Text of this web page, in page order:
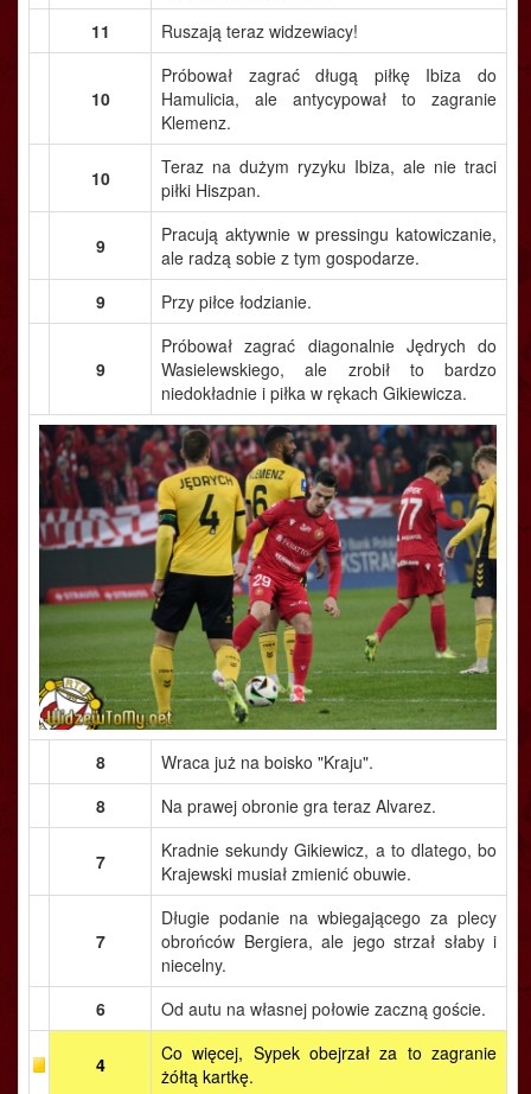
11
Ruszają teraz widzewiacy!
10
Próbował zagrać długą piłkę Ibiza do
Hamulicia, ale antycypował to zagranie
Klemenz.
10
Teraz na dużym ryzyku Ibiza, ale nie traci
piłki Hiszpan.
9
Pracują aktywnie w pressingu katowiczanie,
ale radzą sobie z tym gospodarze.
9
Przy piłce łodzianie.
9
Próbował zagrać diagonalnie Jędrych do
Wasielewskiego, ale zrobił to bardzo
niedokładnie i piłka w rękach Gikiewicza.
8
Wraca już na boisko "Kraju".
8
Na prawej obronie gra teraz Alvarez.
7
Kradnie sekundy Gikiewicz, a to dlatego, bo
Krajewski musiał zmienić obuwie.
7
Długie podanie na wbiegającego za plecy
obrońców Bergiera, ale jego strzał słaby i
niecelny.
6
Od autu na własnej połowie zaczną goście.
4
Co więcej, Sypek obejrzał za to zagranie
żółtą kartkę.